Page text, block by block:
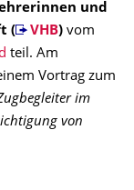
und
(
VHB) vom
teil. Am
Vortrag zum
im
von